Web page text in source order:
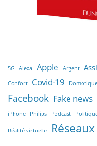
5G Alexa Apple Argent
Confort Covid-19 Domotique
Facebook Fake news
iPhone Philips Podcast
Réalité virtuelle